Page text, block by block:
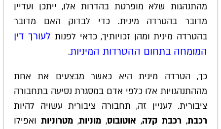
מהתנהגות שלא מופרטת בהדרות אלו, ייתכן ועדיין
מדובר בהטרדה מינית. כדי לבדוק האם מדובר
בהטרדה מינית ומהן זכויותיך, כדאי לפנותלעורך דין
המומחה בתחום ההטרדות המיניות.
כך, הטרדה מינית היא כאשר מבצעים את אחת
מההתנהגויות אלו כלפי אדם במסגרת נסיעה בתחבורה
ציבורית. לעניין זה, תחבורה ציבורית עשויה להיות
רכבת, רכבת קלה, אוטובוס, מוניות, מטרוניות ואפילו